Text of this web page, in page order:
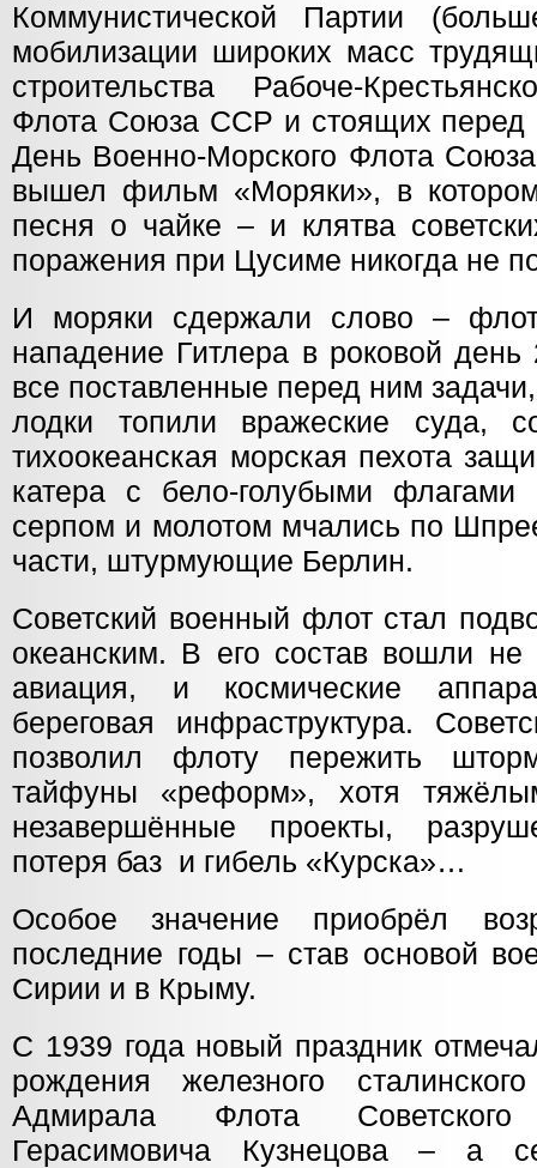
Коммунистической Партии
мобилизации широких масс
строительства Рабоче-
Флота Союза ССР и стоящих перед
День Военно-Морского Флота
вышел фильм «Моряки», в
песня о чайке – и клятва
поражения при Цусиме никогда не
И моряки сдержали слово –
нападение Гитлера в роковой
все поставленные перед ним
лодки топили вражеские суда,
тихоокеанская морская пехота
катера с бело-голубыми флагами
серпом и молотом мчались по
части, штурмующие Берлин.
Советский военный флот стал
океанским. В его состав вошли не
авиация, и космические
береговая инфраструктура.
позволил флоту пережить
тайфуны «реформ», хотя
незавершённые проекты,
потеря баз и гибель «Курска»…
Особое значение приобрёл
последние годы – став основой
Сирии и в Крыму.
С 1939 года новый праздник
рождения железного
Адмирала Флота
Герасимовича Кузнецова – а